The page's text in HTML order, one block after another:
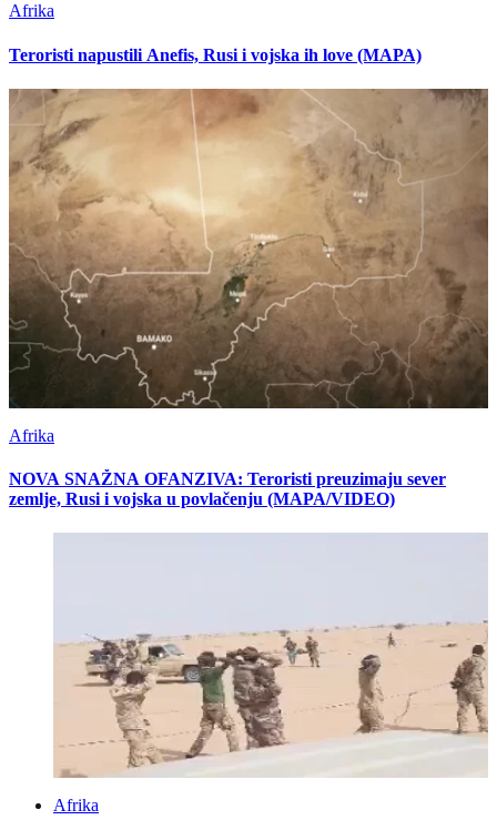
Afrika
Teroristi napustili Anefis, Rusi i vojska ih love (MAPA)
Afrika
NOVA SNAŽNA OFANZIVA: Teroristi preuzimaju sever
zemlje, Rusi i vojska u povlačenju (MAPA/VIDEO)
Afrika